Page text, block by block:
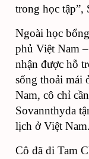
trong học tập”,
Ngoài học
phủ Việt Nam
nhận được hỗ
sống thoải mái
Nam, cô chỉ
Sovannthyda
lịch ở Việt Nam.
Cô đã đi Tam